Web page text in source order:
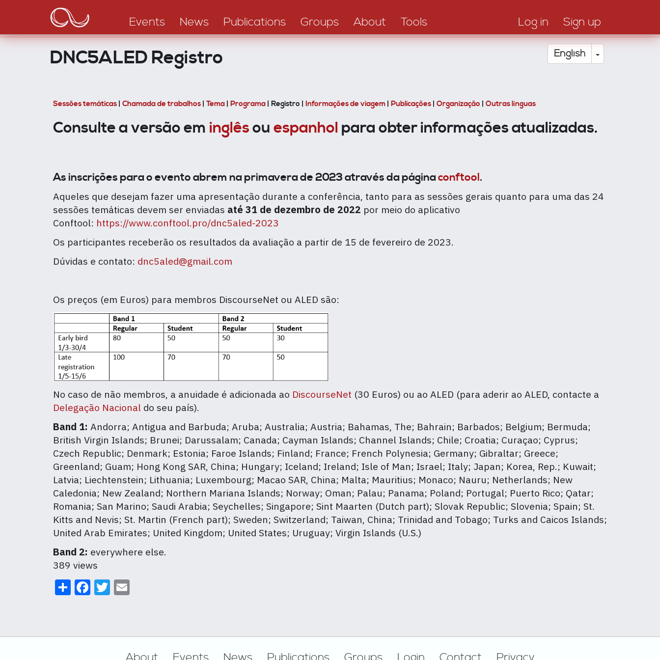
main
navigation
Events News Publications Groups About Tools Log in Sign up
English Toggle
DNC5ALED Registro
Sessões temáticas | Chamada de trabalhos | Tema | Programa | Registro | Informações de viagem | Publicações | Organização | Outras línguas
Consulte a versão em inglêsou espanhol para obter informações atualizadas.
As inscrições para o evento abrem na primavera de 2023 através da páginaconftool.
Aqueles que desejam fazer uma apresentação durante a conferência, tanto para as sessões gerais quanto para uma das 24
sessões temáticas devem ser enviadas até 31 de dezembro de 2022 por meio do aplicativo
Conftool: https://www.conftool.pro/dnc5aled-2023
Os participantes receberão os resultados da avaliação a partir de 15 de fevereiro de 2023.
Dúvidas e contato: dnc5aled@gmail.com
Os preços (em Euros) para membros DiscourseNet ou ALED são:
No caso de não membros, a anuidade é adicionada ao DiscourseNet (30 Euros) ou ao ALED (para aderir ao ALED, contacte a
Delegação Nacional do seu país).
Band 1: Andorra; Antigua and Barbuda; Aruba; Australia; Austria; Bahamas, The; Bahrain; Barbados; Belgium; Bermuda;
British Virgin Islands; Brunei; Darussalam; Canada; Cayman Islands; Channel Islands; Chile; Croatia; Curaçao; Cyprus;
Czech Republic; Denmark; Estonia; Faroe Islands; Finland; France; French Polynesia; Germany; Gibraltar; Greece;
Greenland; Guam; Hong Kong SAR, China; Hungary; Iceland; Ireland; Isle of Man; Israel; Italy; Japan; Korea, Rep.; Kuwait;
Latvia; Liechtenstein; Lithuania; Luxembourg; Macao SAR, China; Malta; Mauritius; Monaco; Nauru; Netherlands; New
Caledonia; New Zealand; Northern Mariana Islands; Norway; Oman; Palau; Panama; Poland; Portugal; Puerto Rico; Qatar;
Romania; San Marino; Saudi Arabia; Seychelles; Singapore; Sint Maarten (Dutch part); Slovak Republic; Slovenia; Spain; St.
Kitts and Nevis; St. Martin (French part); Sweden; Switzerland; Taiwan, China; Trinidad and Tobago; Turks and Caicos Islands;
United Arab Emirates; United Kingdom; United States; Uruguay; Virgin Islands (U.S.)
Band 2: everywhere else.
389 views
ShareFacebook
Twitter